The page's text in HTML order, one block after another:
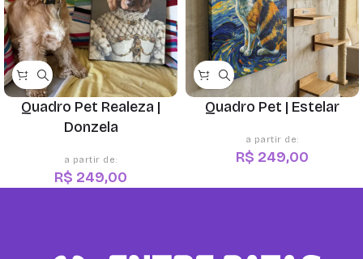
Quadro Pet Realeza |
Donzela
R$ 249,00
Quadro Pet | Estelar
R$ 249,00